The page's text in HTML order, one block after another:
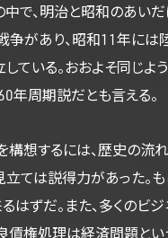
中で、明治と昭和のあ
があり、昭和11年に
いる。おおよそ同じよ
年周期説だとも言える。
構想するには、歴史の
立ては説得力があった
はずだ。また、多くの
良債権処理は経済問題と